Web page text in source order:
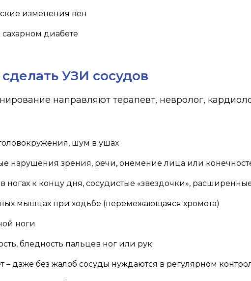
изменения вен
диабете
УЗИ сосудов
направляют терапевт, невролог,
шум в ушах
нарушения зрения, речи, онемение лица или
ногах к концу дня, сосудистые «звездочки»,
мышцах при ходьбе (перемежающаяся хромота)
ноги
бледность пальцев ног или рук.
– даже без жалоб сосуды нуждаются в регулярном